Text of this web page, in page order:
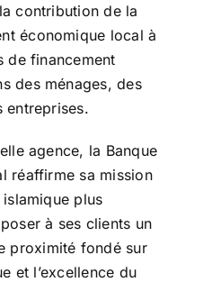
contribution de la
économique local à
de financement
des ménages, des
entreprises.
agence, la Banque
réaffirme sa mission
plus
à ses clients un
proximité fondé sur
et l’excellence du